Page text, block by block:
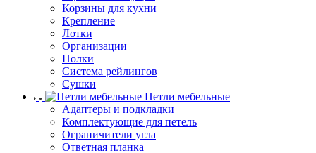
Корзины для кухни
Крепление
Лотки
Организации
Полки
Система рейлингов
Сушки
Петли мебельные
Адаптеры и подкладки
Комплектующие для петель
Ограничители угла
Ответная планка